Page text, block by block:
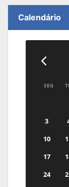
Calendário
SEG
3
10
17
24